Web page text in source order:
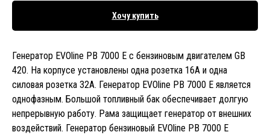
Хочу купить
Генератор EVOline PB 7000 E с бензиновым двигателем GB
420. На корпусе установлены одна розетка 16А и одна
силовая розетка 32А. Генератор EVOline PB 7000 E является
однофазным. Большой топливный бак обеспечивает долгую
непрерывную работу. Рама защищает генератор от внешних
воздействий. Генератор бензиновый EVOline PB 7000 E